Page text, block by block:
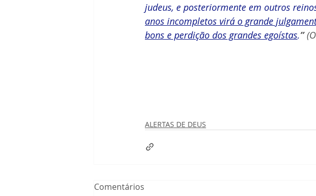
judeus, e posteriormente em outros
anos incompletos virá o grande
bons e perdição dos grandes egoístas.”
ALERTAS DE DEUS
Comentários